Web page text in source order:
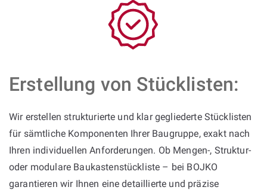
Erstellung von Stücklisten:
Wir erstellen strukturierte und klar gegliederte Stücklisten
für sämtliche Komponenten Ihrer Baugruppe, exakt nach
Ihren individuellen Anforderungen. Ob Mengen-, Struktur-
oder modulare Baukastenstückliste – bei BOJKO
garantieren wir Ihnen eine detaillierte und präzise